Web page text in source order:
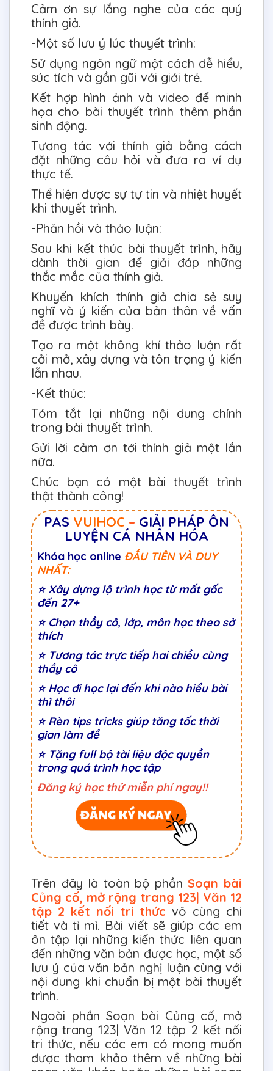
Cảm ơn sự lắng nghe của các quý
thính giả.
-Một số lưu ý lúc thuyết trình:
Sử dụng ngôn ngữ một cách dễ hiểu,
súc tích và gần gũi với giới trẻ.
Kết hợp hình ảnh và video để minh
họa cho bài thuyết trình thêm phần
sinh động.
Tương tác với thính giả bằng cách
đặt những câu hỏi và đưa ra ví dụ
thực tế.
Thể hiện được sự tự tin và nhiệt huyết
khi thuyết trình.
-Phản hồi và thảo luận:
Sau khi kết thúc bài thuyết trình, hãy
dành thời gian để giải đáp những
thắc mắc của thính giả.
Khuyến khích thính giả chia sẻ suy
nghĩ và ý kiến của bản thân về vấn
đề được trình bày.
Tạo ra một không khí thảo luận rất
cởi mở, xây dựng và tôn trọng ý kiến
lẫn nhau.
-Kết thúc:
Tóm tắt lại những nội dung chính
trong bài thuyết trình.
Gửi lời cảm ơn tới thính giả một lần
nữa.
Chúc bạn có một bài thuyết trình
thật thành công!
PAS VUIHOC – GIẢI PHÁP ÔN
LUYỆN CÁ NHÂN HÓA
Khóa học online ĐẦU TIÊN VÀ DUY
NHẤT:
⭐Xây dựng lộ trình học từ mất gốc
đến 27+
⭐ Chọn thầy cô, lớp, môn học theo sở
thích
⭐ Tương tác trực tiếp hai chiều cùng
thầy cô
⭐ Học đi học lại đến khi nào hiểu bài
thì thôi
⭐ Rèn tips tricks giúp tăng tốc thời
gian làm đề
⭐ Tặng full bộ tài liệu độc quyền
trong quá trình học tập
Đăng ký học thử miễn phí ngay!!
Trên đây là toàn bộ phầnSoạn bài
Củng cố, mở rộng trang 123| Văn 12
tập 2 kết nối tri thức vô cùng chi
tiết và tỉ mỉ. Bài viết sẽ giúp các em
ôn tập lại những kiến thức liên quan
đến những văn bản được học, một số
lưu ý của văn bản nghị luận cùng với
nội dung khi chuẩn bị một bài thuyết
trình.
Ngoài phần Soạn bài Củng cố, mở
rộng trang 123| Văn 12 tập 2 kết nối
tri thức, nếu các em có mong muốn
được tham khảo thêm về những bài